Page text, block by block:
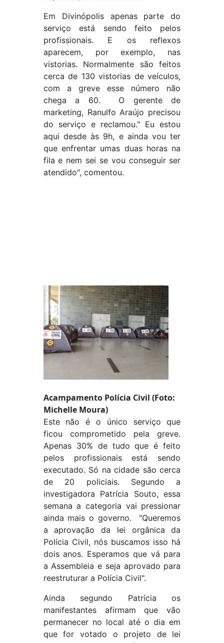
Em Divinópolis apenas parte do
serviço está sendo feito pelos
profissionais. E os reflexos
aparecem, por exemplo, nas
vistorias. Normalmente são feitos
cerca de 130 vistorias de veículos,
com a greve esse número não
chega a 60. O gerente de
marketing, Ranulfo Araújo precisou
do serviço e reclamou." Eu estou
aqui desde às 9h, e ainda vou ter
que enfrentar umas duas horas na
fila e nem sei se vou conseguir ser
atendido", comentou.
Acampamento Polícia Civil (Foto:
Michelle Moura)
Este não é o único serviço que
ficou comprometido pela greve.
Apenas 30% de tudo que é feito
pelos profissionais está sendo
executado. Só na cidade são cerca
de 20 policiais. Segundo a
investigadora Patrícia Souto, essa
semana a categoria vai pressionar
ainda mais o governo. "Queremos
a aprovação da lei orgânica da
Polícia Civil, nós buscamos isso há
dois anos. Esperamos que vá para
a Assembleia e seja aprovado para
reestruturar a Polícia Civil".
Ainda segundo Patrícia os
manifestantes afirmam que vão
permanecer no local até o dia em
que for votado o projeto de lei